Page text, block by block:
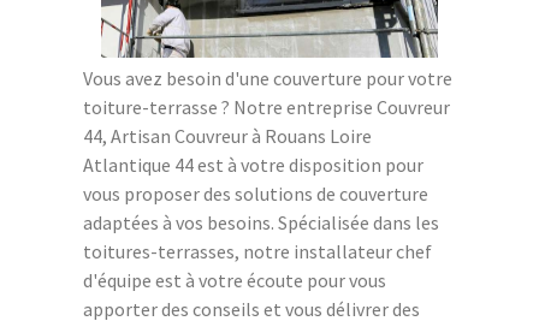
Vous avez besoin d'une couverture pour votre
toiture-terrasse ? Notre entreprise Couvreur
44, Artisan Couvreur à Rouans Loire
Atlantique 44 est à votre disposition pour
vous proposer des solutions de couverture
adaptées à vos besoins. Spécialisée dans les
toitures-terrasses, notre installateur chef
d'équipe est à votre écoute pour vous
apporter des conseils et vous délivrer des